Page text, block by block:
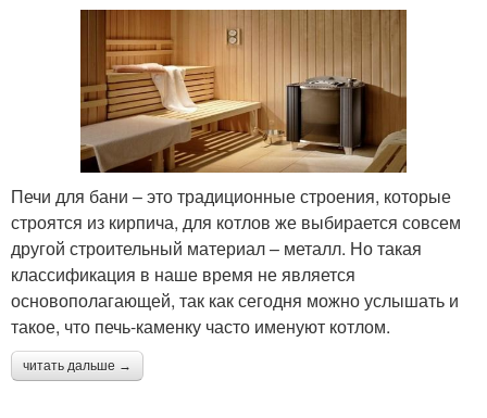
Печи для бани – это традиционные строения, которые
строятся из кирпича, для котлов же выбирается совсем
другой строительный материал – металл. Но такая
классификация в наше время не является
основополагающей, так как сегодня можно услышать и
такое, что печь-каменку часто именуют котлом.
читать дальше →